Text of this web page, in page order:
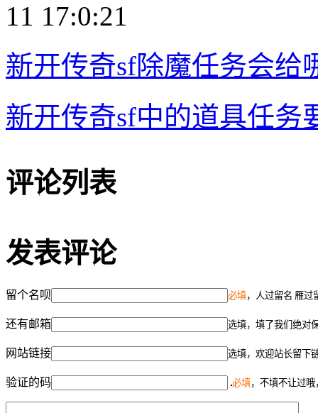
11 17:0:21
新开传奇sf除魔任务会给
新开传奇sf中的道具任务
评论列表
发表评论
留个名呗 必填，人过留名 雁过
还有邮箱 选填，填了我们绝对
网站链接 选填，欢迎站长留下
验证的码 必填，不填不让过